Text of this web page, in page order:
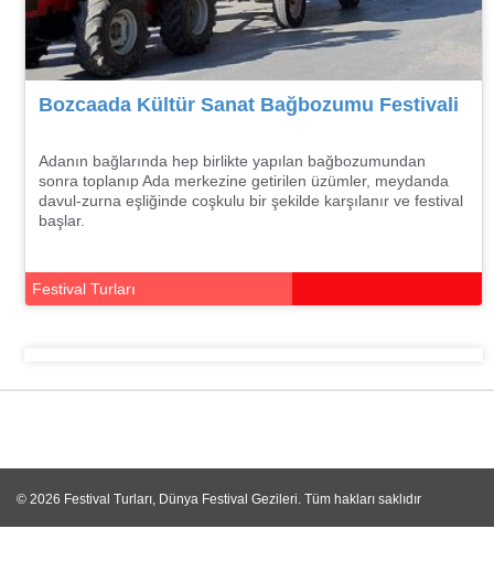
Bozcaada Kültür Sanat Bağbozumu Festivali
Adanın bağlarında hep birlikte yapılan bağbozumundan
sonra toplanıp Ada merkezine getirilen üzümler, meydanda
davul-zurna eşliğinde coşkulu bir şekilde karşılanır ve festival
başlar.
Festival Turları
© 2026 Festival Turları, Dünya Festival Gezileri . Tüm hakları saklıdır